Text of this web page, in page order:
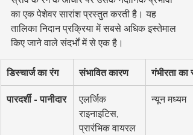
का एक पेशेवर सारांश प्रस्तुत करती है। यह
तालिका निदान प्रक्रिया में सबसे अधिक इस्तेमाल
किए जाने वाले संदर्भों में से एक है।
डिस्चार्ज का रंग संभावित कारण गंभीरता का
पारदर्शी - पानीदार
एलर्जिक
राइनाइटिस,
प्रारंभिक वायरल
न्यून मध्यम